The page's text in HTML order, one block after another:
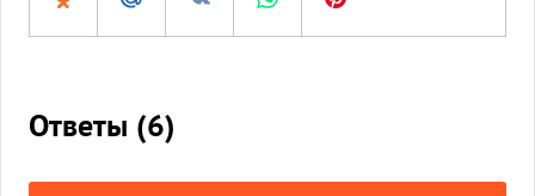
Ответы (6)